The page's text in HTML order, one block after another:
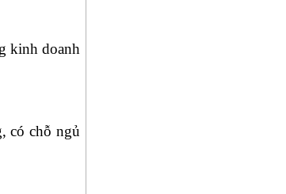
kinh doanh
có chỗ ngủ